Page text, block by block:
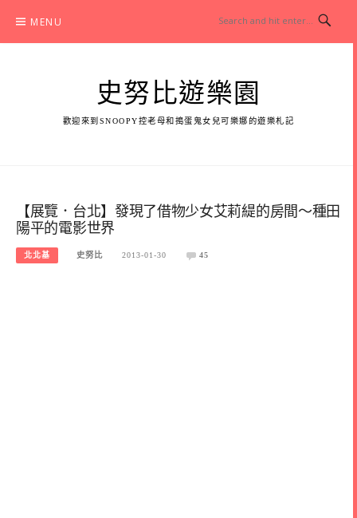
content
MENU
史努比遊樂園
歡迎來到SNOOPY控老母和搗蛋鬼女兒可樂娜的遊樂札記
【展覽．台北】發現了借物少女艾莉緹的房間～種田
陽平的電影世界
北北基 史努比 2013-01-30 45